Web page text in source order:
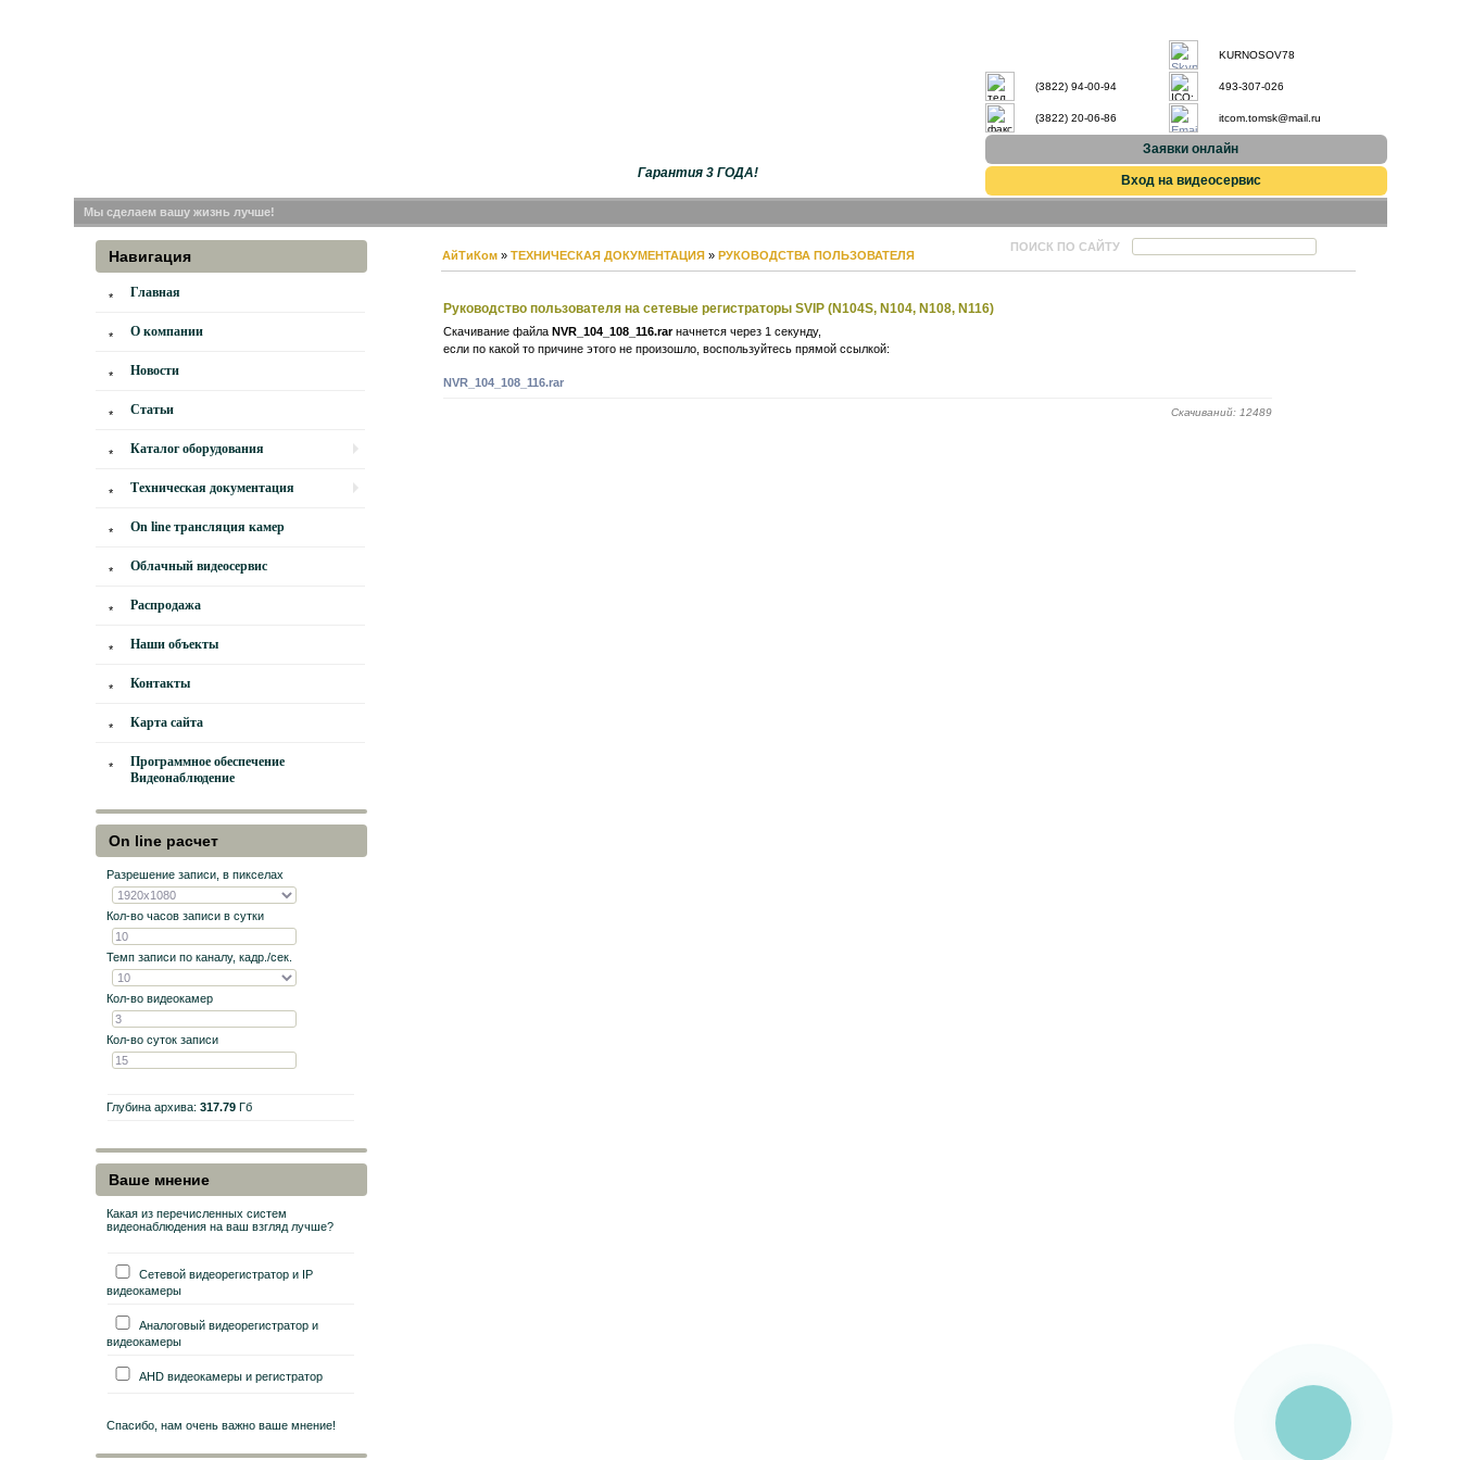
Гарантия 3 ГОДА!
KURNOSOV78
(3822) 94-00-94 493-307-026
(3822) 20-06-86 itcom.tomsk@mail.ru
Заявки онлайн
Вход на видеосервис
Мы сделаем вашу жизнь лучше!
Навигация
Главная
О компании
Новости
Статьи
Каталог оборудования
Техническая документация
On line трансляция камер
Облачный видеосервис
Распродажа
Наши объекты
Контакты
Карта сайта
Программное обеспечение
Видеонаблюдение
On line расчет
Разрешение записи, в пикселах
Кол-во часов записи в сутки
Темп записи по каналу, кадр./сек.
Кол-во видеокамер
Кол-во суток записи
Глубина архива: 317.79Гб
Ваше мнение
Какая из перечисленных систем
видеонаблюдения на ваш взгляд лучше?
Сетевой видеорегистратор и IP
видеокамеры
Аналоговый видеорегистратор и
видеокамеры
AHD видеокамеры и регистратор
Спасибо, нам очень важно ваше мнение!
АйТиКом» ТЕХНИЧЕСКАЯ ДОКУМЕНТАЦИЯ» РУКОВОДСТВА ПОЛЬЗОВАТЕЛЯ
ПОИСК ПО САЙТУ
Руководство пользователя на сетевые регистраторы SVIP (N104S, N104, N108, N116)
Скачивание файла NVR_104_108_116.rarначнется через 1 секунду,
если по какой то причине этого не произошло, воспользуйтесь прямой ссылкой:
NVR_104_108_116.rar
Скачиваний: 12489